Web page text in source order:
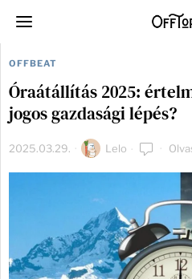
OFFBEAT
Óraátállítás 2025:
jogos gazdasági lépés?
2025.03.29. Lelo